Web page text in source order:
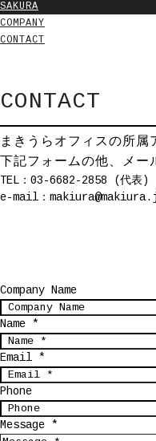
SAKURA
COMPANY
CONTACT
CONTACT
まきうらオフィスの所属
下記フォームの他、メー
TEL：03-6682-2858 (代表)
e-mail：
Company Name
Name *
Email *
Phone
Message *